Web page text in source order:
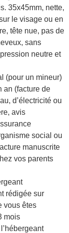
35x45mm, nette,
le visage ou en
tête nue, pas de
sans
neutre et
(pour un mineur)
an (facture de
d’électricité ou
avis
social ou
manuscrite
vos parents
rédigée sur
vous êtes
mois